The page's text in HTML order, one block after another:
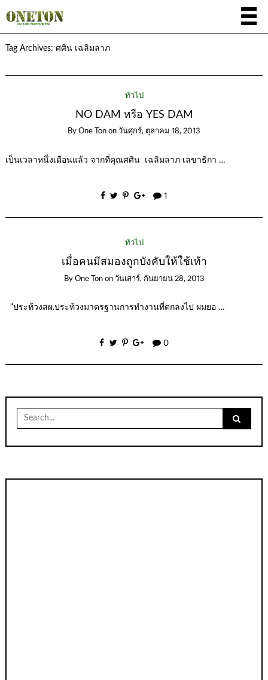
Tag Archives: ศศิน เฉลิมลาภ
ทั่วไป
NO DAM หรือ YES DAM
By One Ton on วันศุกร์, ตุลาคม 18, 2013
เป็นเวลาหนึ่งเดือนแล้ว จากที่คุณศศิน เฉลิมลาภ เลขาธิกา …
1
ทั่วไป
เมื่อคนมีสมองถูกบังคับให้ใช้เท้า
By One Ton on วันเสาร์, กันยายน 28, 2013
“ประท้วงสผ.ประท้วงมาตรฐานการทำงานที่ตกลงไป ผมยอ …
0
Search
for: